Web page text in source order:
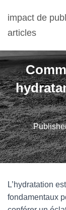
impact de
articles
L’hydratation
fondamentaux